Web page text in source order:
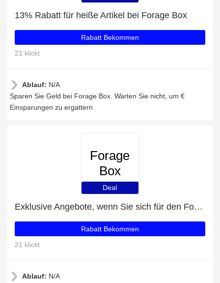
13% Rabatt für heiße Artikel bei Forage Box
Rabatt Bekommen
21 klickt
Ablauf: N/A
Sparen Sie Geld bei Forage Box. Warten Sie nicht, um €
Einsparungen zu ergattern
Forage
Box
Deal
Exklusive Angebote, wenn Sie sich für den Forage Box-Newsletter anmelden
Rabatt Bekommen
21 klickt
Ablauf: N/A